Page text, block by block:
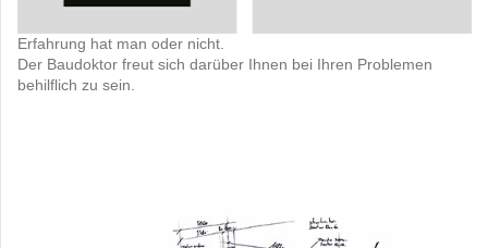
Erfahrung hat man oder nicht.
Der Baudoktor freut sich darüber Ihnen bei Ihren Problemen
behilflich zu sein.